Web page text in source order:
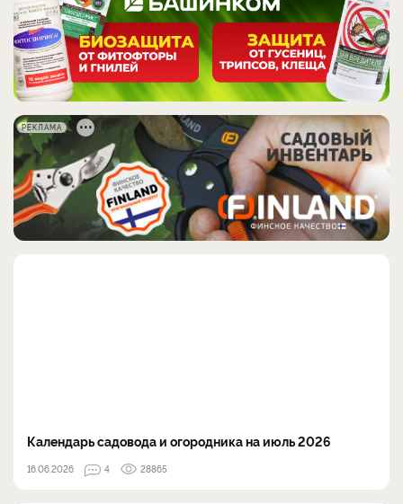
РЕКЛАМА
Календарь садовода и огородника на июль 2026
16.06.2026 4 28865